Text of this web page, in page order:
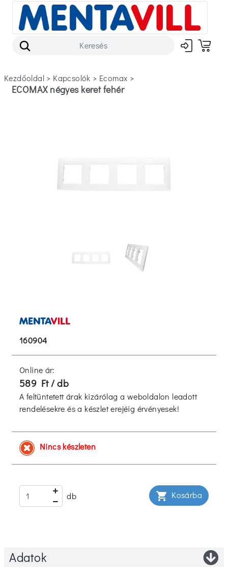
Kezdőoldal > kapcsolók > ecomax >
ECOMAX négyes keret fehér
160904
Online ár:
589 Ft / db
A feltüntetett árak kizárólag a weboldalon leadott
rendelésekre és a készlet erejéig érvényesek!
Nincs készleten
db shopping_cart Kosárba
Adatok